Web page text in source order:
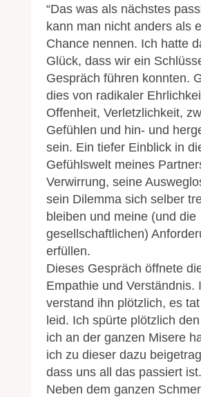
“Das was als nächstes
kann man nicht anders als
Chance nennen. Ich hatte
Glück, dass wir ein
Gespräch führen konnten.
dies von radikaler
Offenheit, Verletzlichkeit,
Gefühlen und hin- und
sein. Ein tiefer Einblick in
Gefühlswelt meines
Verwirrung, seine
sein Dilemma sich selber
bleiben und meine (und die
gesellschaftlichen)
erfüllen.
Dieses Gespräch öffnete
Empathie und Verständnis.
verstand ihn plötzlich, es
leid. Ich spürte plötzlich
ich an der ganzen Misere
ich zu dieser dazu
dass uns all das passiert ist.
Neben dem ganzen